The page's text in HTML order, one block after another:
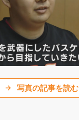
写真の記事を読む